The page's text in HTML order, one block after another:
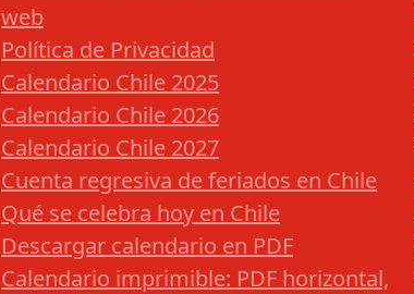
web
Política de Privacidad
Calendario Chile 2025
Calendario Chile 2026
Calendario Chile 2027
Cuenta regresiva de feriados en Chile
Qué se celebra hoy en Chile
Descargar calendario en PDF
Calendario imprimible: PDF horizontal,